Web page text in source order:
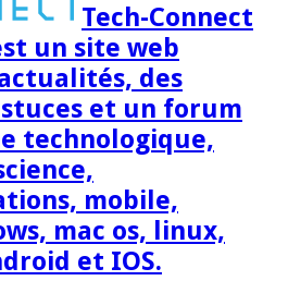
Tech-Connect
un site web
des
et un forum
technologique,
mobile,
mac os, linux,
et IOS.